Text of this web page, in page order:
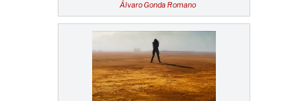
Álvaro Gonda Romano